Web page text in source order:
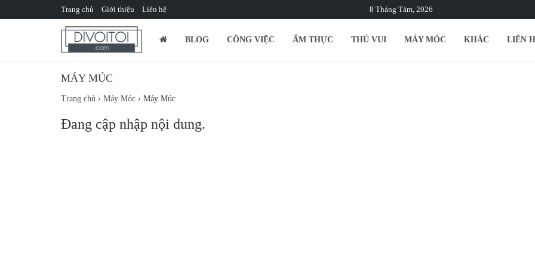
Trang chủ Giới thiệu Liên hệ 8 Tháng Tám, 2026
BLOG CÔNG VIỆC ẨM THỰC THÚ VUI MÁY MÓC KHÁC LIÊN
MÁY MÚC
Trang chủ › Máy Móc › Máy Múc
Đang cập nhập nội dung.